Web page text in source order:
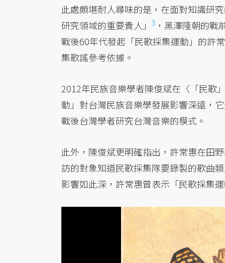
此處頗堪耐人尋味的是，在面對知識研
研究領域的重要貴人」 3 ，黑澤隆朝的戰
戰後60年代發起「民歌採集運動」的許
集歌謠參考依據。
2012年民族音樂學者陳俊斌在〈「民歌
動」對台灣民族音樂學發展影響深遠，
戰後台灣學者研究台灣音樂的模式。
此外，陳俊斌更明確指出，許常惠在田
訪的對象知道民歌採集隊要錄製的歌曲
影響如此深，許常惠曾表示「民歌採集